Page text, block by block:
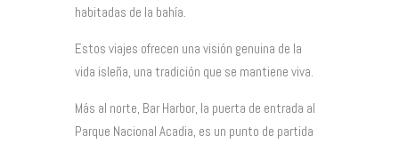
habitadas de la bahía.
Estos viajes ofrecen una visión genuina de la
vida isleña, una tradición que se mantiene viva.
Más al norte, Bar Harbor, la puerta de entrada al
Parque Nacional Acadia, es un punto de partida